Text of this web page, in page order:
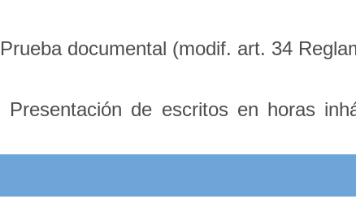
documental (modif. art. 34
Presentación de escritos en horas